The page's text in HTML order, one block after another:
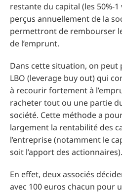
restante du capital (les 50%-1
perçus annuellement de la
permettront de rembourser
de l’emprunt.
Dans cette situation, on peut
LBO (leverage buy out) qui
à recourir fortement à
racheter tout ou une partie
société. Cette méthode a
largement la rentabilité des
l’entreprise (notamment le
soit l’apport des actionnaires).
En effet, deux associés
avec 100 euros chacun pour